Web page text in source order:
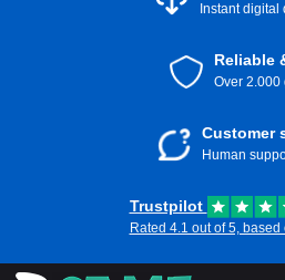
Instant digital
Reliable
Over 2.000
Customer
Human
Trustpilot
Rated 4.1 out of 5,